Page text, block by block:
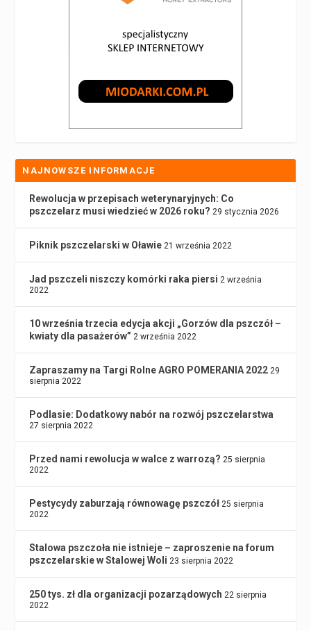
NAJNOWSZE INFORMACJE
Rewolucja w przepisach weterynaryjnych: Co
pszczelarz musi wiedzieć w 2026 roku? 29 stycznia 2026
Piknik pszczelarski w Oławie 21 września 2022
Jad pszczeli niszczy komórki raka piersi 2 września
2022
10 września trzecia edycja akcji „Gorzów dla pszczół –
kwiaty dla pasażerów” 2 września 2022
Zapraszamy na Targi Rolne AGRO POMERANIA 2022 29
sierpnia 2022
Podlasie: Dodatkowy nabór na rozwój pszczelarstwa
27 sierpnia 2022
Przed nami rewolucja w walce z warrozą? 25 sierpnia
2022
Pestycydy zaburzają równowagę pszczół 25 sierpnia
2022
Stalowa pszczoła nie istnieje – zaproszenie na forum
pszczelarskie w Stalowej Woli 23 sierpnia 2022
250 tys. zł dla organizacji pozarządowych 22 sierpnia
2022